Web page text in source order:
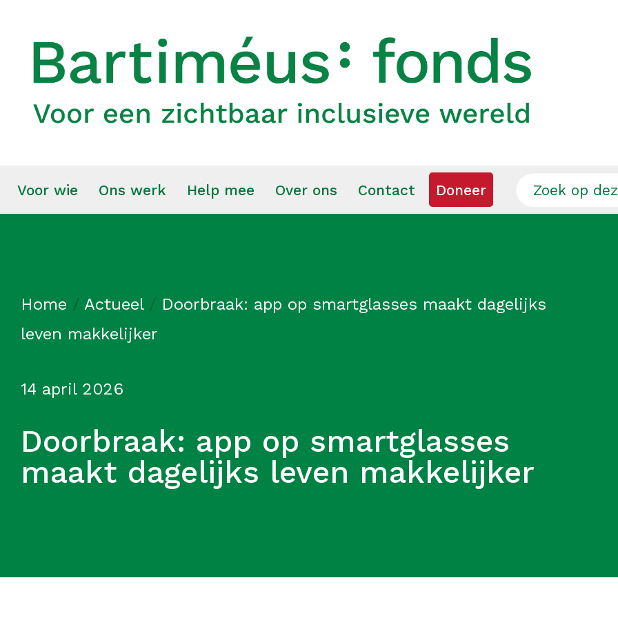
Voor wie Ons werk Help mee Over ons Contact Doneer
Home / Actueel/ Doorbraak: app op smartglasses maakt dagelijks
leven makkelijker
Doorbraak: app op smartglasses
maakt dagelijks leven makkelijker
14 april 2026